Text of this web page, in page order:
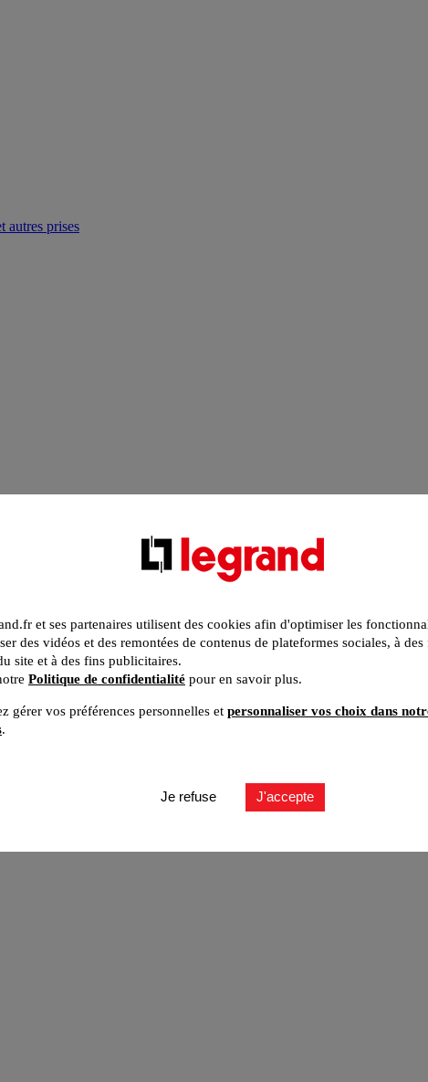
autres prises
et ses partenaires utilisent des cookies afin d'optimiser les
des vidéos et des remontées de contenus de plateformes sociales, à
site et à des fins publicitaires.
Politique de confidentialité pour en savoir plus.
gérer vos préférences personnelles et personnaliser vos choix dans
.
Je refuse J'accepte